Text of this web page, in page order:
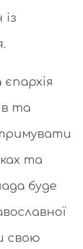
та
та
буде
свою